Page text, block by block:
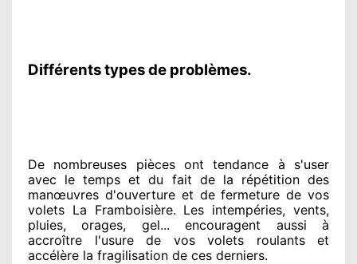
Différents types de problèmes.
De nombreuses pièces ont tendance à s'user
avec le temps et du fait de la répétition des
manœuvres d'ouverture et de fermeture de vos
volets La Framboisière. Les intempéries, vents,
pluies, orages, gel... encouragent aussi à
accroître l'usure de vos volets roulants et
accélère la fragilisation de ces derniers.